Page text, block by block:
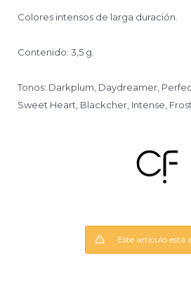
Colores intensos de larga duración.
Contenido: 3,5 g.
Tonos: Darkplum, Daydreamer,
Sweet Heart, Blackcher, Intense,
Este artículo está